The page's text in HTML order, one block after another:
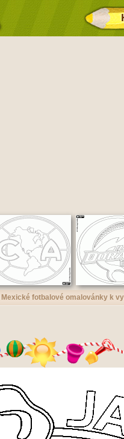
Mexické fotbalové omalovánky k